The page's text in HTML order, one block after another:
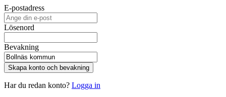
E-postadress
Lösenord
Bevakning
Skapa konto och bevakning
Har du redan konto? Logga in